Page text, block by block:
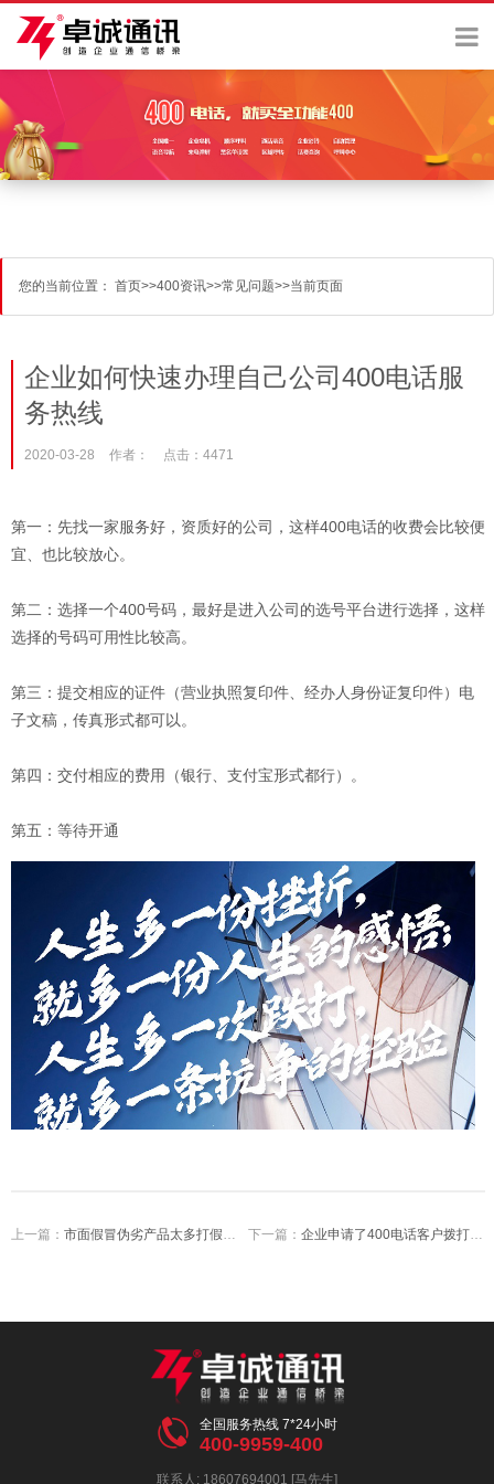
您的当前位置： 首页>>400资讯>>常见问题>>当前页面
企业如何快速办理自己公司400电话服
务热线
2020-03-28 作者： 点击：4471
第一：先找一家服务好，资质好的公司，这样400电话的收费会比较便
宜、也比较放心。
第二：选择一个400号码，最好是进入公司的选号平台进行选择，这样
选择的号码可用性比较高。
第三：提交相应的证件（营业执照复印件、经办人身份证复印件）电
子文稿，传真形式都可以。
第四：交付相应的费用（银行、支付宝形式都行）。
第五：等待开通
上一篇： 市面假冒伪劣产品太多打假成本太高让企业开通400电话防伪码查询功能！ 下一篇：企业申请了400电话客户拨打我们的400电话是免费吗？
 全国服务热线 7*24小时
400-9959-400
联系人: 18607694001 [马先生]